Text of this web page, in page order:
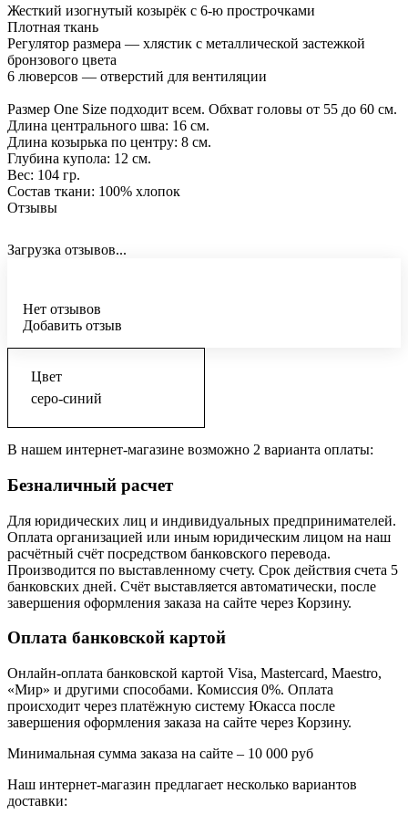
Жесткий изогнутый козырёк с 6-ю прострочками
Плотная ткань
Регулятор размера — хлястик с металлической застежкой
бронзового цвета
6 люверсов — отверстий для вентиляции
Размер One Size подходит всем. Обхват головы от 55 до 60 см.
Длина центрального шва: 16 см.
Длина козырька по центру: 8 см.
Глубина купола: 12 см.
Вес: 104 гр.
Состав ткани: 100% хлопок
Отзывы
Загрузка отзывов...
Нет отзывов
Добавить отзыв
Цвет
серо-синий
В нашем интернет-магазине возможно 2 варианта оплаты:
Безналичный расчет
Для юридических лиц и индивидуальных предпринимателей.
Оплата организацией или иным юридическим лицом на наш
расчётный счёт посредством банковского перевода.
Производится по выставленному счету. Срок действия счета 5
банковских дней. Счёт выставляется автоматически, после
завершения оформления заказа на сайте через Корзину.
Оплата банковской картой
Онлайн-оплата банковской картой Visa, Mastercard, Maestro,
«Мир» и другими способами. Комиссия 0%. Оплата
происходит через платёжную систему Юкасса после
завершения оформления заказа на сайте через Корзину.
Минимальная сумма заказа на сайте – 10 000 руб
Наш интернет-магазин предлагает несколько вариантов
доставки: